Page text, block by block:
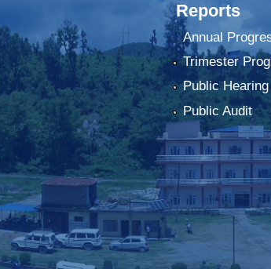
Reports
Annual
Trimester
Public Hearing
Public Audit